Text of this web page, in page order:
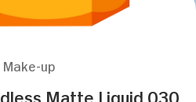
Make-up
Matte Liquid 030